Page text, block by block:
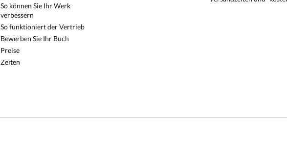
So können Sie Ihr Werk
verbessern
So funktioniert der Vertrieb
Bewerben Sie Ihr Buch
Preise
Zeiten